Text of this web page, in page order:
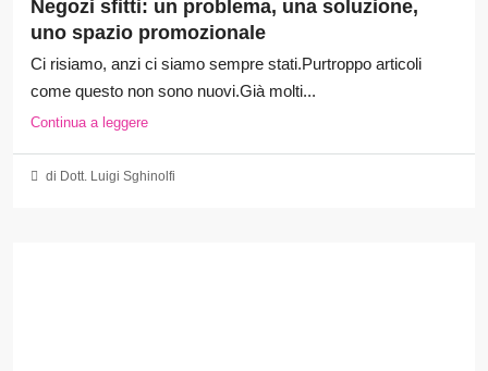
Negozi sfitti: un problema, una soluzione,
uno spazio promozionale
Ci risiamo, anzi ci siamo sempre stati.Purtroppo articoli
come questo non sono nuovi.Già molti...
Continua a leggere
di Dott. Luigi Sghinolfi